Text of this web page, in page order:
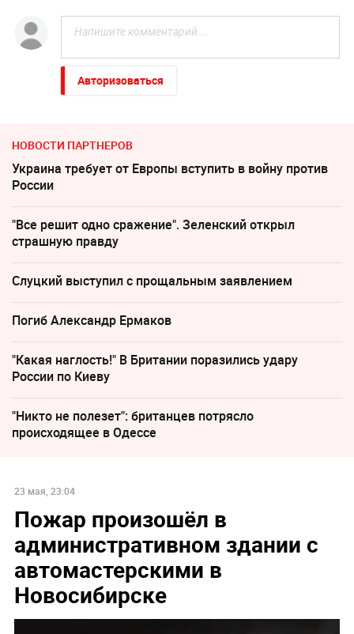
Авторизоваться
НОВОСТИ ПАРТНЕРОВ
Украина требует от Европы вступить в войну против
России
"Все решит одно сражение". Зеленский открыл
страшную правду
Слуцкий выступил с прощальным заявлением
Погиб Александр Ермаков
"Какая наглость!" В Британии поразились удару
России по Киеву
"Никто не полезет": британцев потрясло
происходящее в Одессе
23 мая, 23:04
Пожар произошёл в
административном здании с
автомастерскими в
Новосибирске